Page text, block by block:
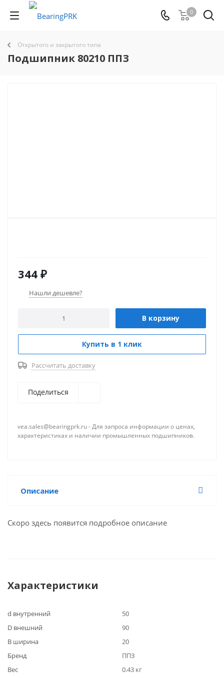
0
Открытого и закрытого типа
Подшипник 80210 ППЗ
344 ₽
Нашли дешевле?
В корзину
Купить в 1 клик
Рассчитать доставку
Поделиться
vea.sales@bearingprk.ru - Для запроса информации о ценах,
характеристиках и наличии промышленных подшипников.
Описание
Скоро здесь появится подробное описание
Характеристики
d внутренний
50
D внешний
90
B ширина
20
Бренд
ППЗ
Вес
0.43 кг